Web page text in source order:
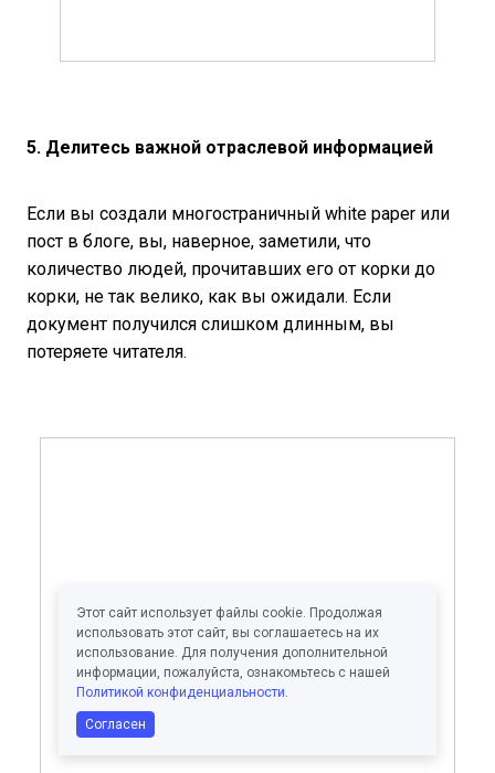
5. Делитесь важной отраслевой информацией
Если вы создали многостраничный white paper или
пост в блоге, вы, наверное, заметили, что
количество людей, прочитавших его от корки до
корки, не так велико, как вы ожидали. Если
документ получился слишком длинным, вы
потеряете читателя.
Этот сайт использует файлы cookie. Продолжая
использовать этот сайт, вы соглашаетесь на их
использование. Для получения дополнительной
информации, пожалуйста, ознакомьтесь с нашей
Политикой конфиденциальности.
Согласен